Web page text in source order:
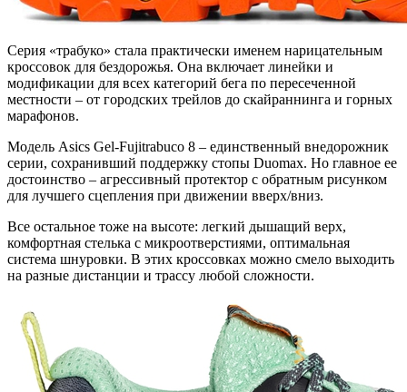
Серия «трабуко» стала практически именем нарицательным
кроссовок для бездорожья. Она включает линейки и
модификации для всех категорий бега по пересеченной
местности – от городских трейлов до скайраннинга и горных
марафонов.
Модель Asics Gel-Fujitrabuco 8 – единственный внедорожник
серии, сохранивший поддержку стопы Duomax. Но главное ее
достоинство – агрессивный протектор с обратным рисунком
для лучшего сцепления при движении вверх/вниз.
Все остальное тоже на высоте: легкий дышащий верх,
комфортная стелька с микроотверстиями, оптимальная
система шнуровки. В этих кроссовках можно смело выходить
на разные дистанции и трассу любой сложности.